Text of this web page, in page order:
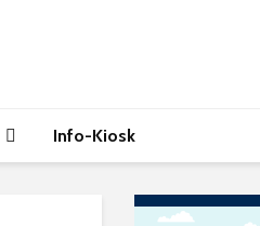
Info-Kiosk